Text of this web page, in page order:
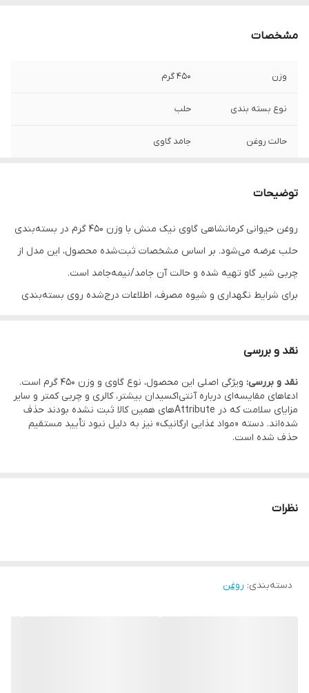
مشخصات
وزن 450 گرم
نوع بسته بندی حلب
حالت روغن جامد گاوی
توضیحات
روغن حیوانی کرمانشاهی گاوی نیک منش با وزن 450 گرم در بسته‌بندی
حلب عرضه می‌شود. بر اساس مشخصات ثبت‌شده محصول، این مدل از
چربی شیر گاو تهیه شده و حالت آن جامد/نیمه‌جامد است.
برای شرایط نگهداری و شیوه مصرف، اطلاعات درج‌شده روی بسته‌بندی
نقد و بررسی
نقد و بررسی:
ویژگی اصلی این محصول، نوع گاوی و وزن 450 گرم است.
ادعاهای مقایسه‌ای درباره آنتی‌اکسیدان بیشتر، کالری و چربی کمتر و سایر
مزایای سلامت که در Attributeهای همین کالا ثبت نشده بودند حذف
شده‌اند. دسته «مواد غذایی ارگانیک» نیز به دلیل نبود تأیید مستقیم
حذف شده است.
نظرات
دسته‌بندی: روغن